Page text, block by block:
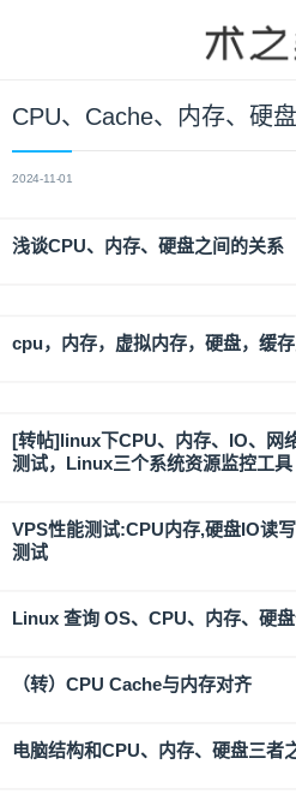
CPU、Cache、内存、硬
2024-11-01
浅谈CPU、内存、硬盘之间的关系
cpu，内存，虚拟内存，硬盘，缓存
[转帖]linux下CPU、内存、IO、网
测试，Linux三个系统资源监控工具
VPS性能测试:CPU内存,硬盘IO读
测试
Linux 查询 OS、CPU、内存、硬
（转）CPU Cache与内存对齐
电脑结构和CPU、内存、硬盘三者